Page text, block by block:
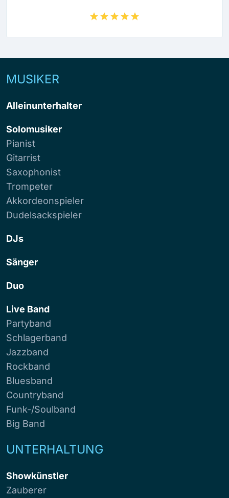
MUSIKER
Alleinunterhalter
Solomusiker
Pianist
Gitarrist
Saxophonist
Trompeter
Akkordeonspieler
Dudelsackspieler
DJs
Sänger
Duo
Live Band
Partyband
Schlagerband
Jazzband
Rockband
Bluesband
Countryband
Funk-/Soulband
Big Band
UNTERHALTUNG
Showkünstler
Zauberer